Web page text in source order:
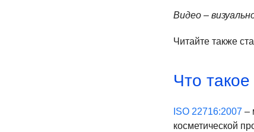
Видео –
Читайте также
Что
ISO 22716:2007 –
косметической